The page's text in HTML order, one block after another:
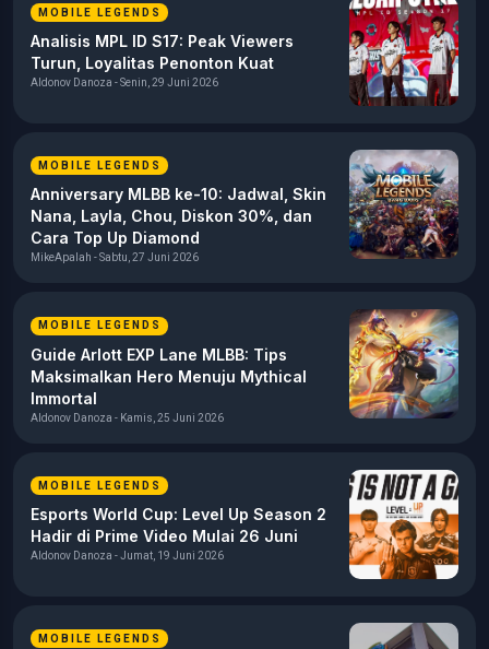
MOBILE LEGENDS
Analisis MPL ID S17: Peak Viewers
Turun, Loyalitas Penonton Kuat
Aldonov Danoza - Senin, 29 Juni 2026
MOBILE LEGENDS
Anniversary MLBB ke-10: Jadwal, Skin
Nana, Layla, Chou, Diskon 30%, dan
Cara Top Up Diamond
MikeApalah - Sabtu, 27 Juni 2026
MOBILE LEGENDS
Guide Arlott EXP Lane MLBB: Tips
Maksimalkan Hero Menuju Mythical
Immortal
Aldonov Danoza - Kamis, 25 Juni 2026
MOBILE LEGENDS
Esports World Cup: Level Up Season 2
Hadir di Prime Video Mulai 26 Juni
Aldonov Danoza - Jumat, 19 Juni 2026
MOBILE LEGENDS